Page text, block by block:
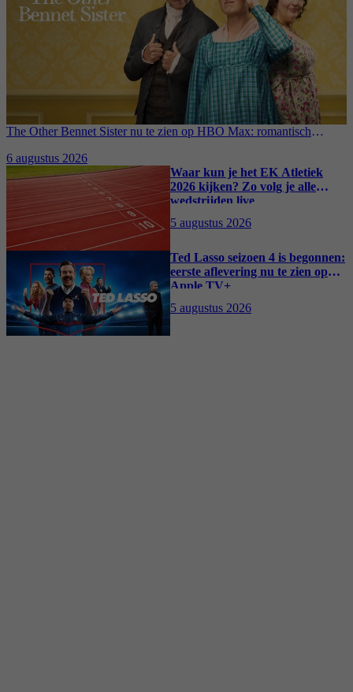
The Other Bennet Sister nu te zien op HBO Max: romantisch
6 augustus 2026
Waar kun je het EK Atletiek
2026 kijken? Zo volg je alle
wedstrijden live
5 augustus 2026
Ted Lasso seizoen 4 is begonnen:
eerste aflevering nu te zien op
Apple TV+
5 augustus 2026